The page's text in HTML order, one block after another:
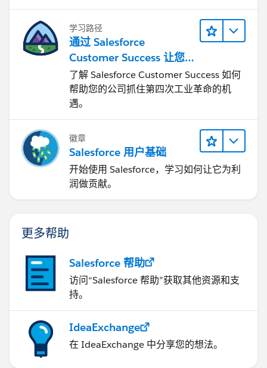
学习路径
通过 Salesforce
Customer Success 让您
的企业实现转型
了解 Salesforce Customer Success 如何
帮助您的公司抓住第四次工业革命的机
遇。
徽章
Salesforce 用户基础
开始使用 Salesforce，学习如何让它为利
润做贡献。
更多帮助
Salesforce 帮助
访问“Salesforce 帮助”获取其他资源和支
持。
IdeaExchange
在 IdeaExchange 中分享您的想法。